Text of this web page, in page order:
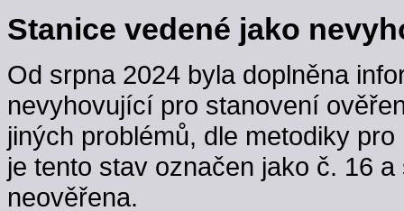
Stanice vedené jako
Od srpna 2024 byla doplněna
nevyhovující pro stanovení
jiných problémů, dle metodiky
je tento stav označen jako č. 16
neověřena.